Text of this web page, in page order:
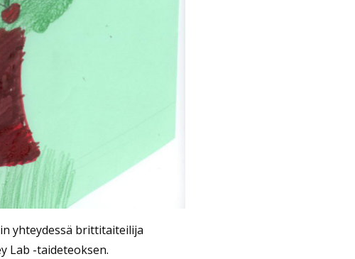
yhteydessä brittitaiteilija
Lab -taideteoksen.